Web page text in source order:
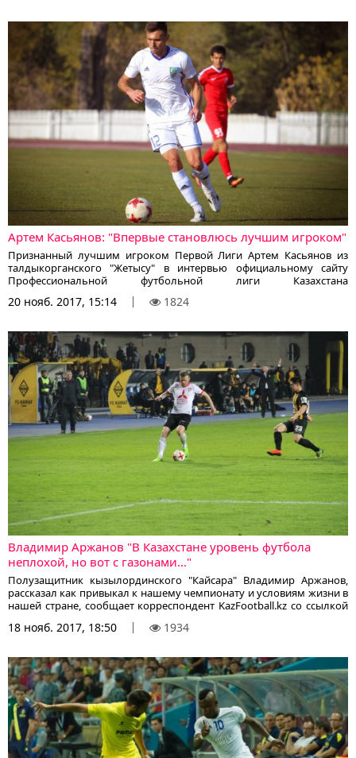
Артем Касьянов: "Впервые становлюсь лучшим игроком"
Признанный лучшим игроком Первой Лиги Артем Касьянов из
талдыкорганского "Жетысу" в интервью официальному сайту
Профессиональной футбольной лиги Казахстана
прокомментировал свою победу в номинации, сообщает
корреспондент KazFootball.kz:
20 нояб. 2017, 15:14 1824
Владимир Аржанов "В Казахстане уровень футбола
неплохой, но вот с газонами..."
Полузащитник кызылординского "Кайсара" Владимир Аржанов,
рассказал как привыкал к нашему чемпионату и условиям жизни в
нашей стране, сообщает корреспондент KazFootball.kz со ссылкой
18 нояб. 2017, 18:50 1934